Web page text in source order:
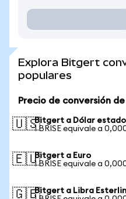
Explora Bitgert
populares
Precio de conversión
🇺🇸Bitgert a Dólar
1 BRISE equivale a
🇪🇺Bitgert a Euro
1 BRISE equivale a
🇬🇧Bitgert a Libra